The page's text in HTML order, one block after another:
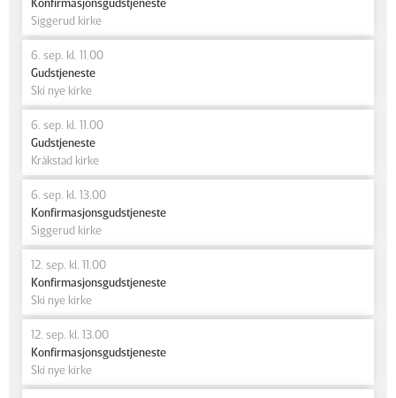
Siggerud kirke
6. sep. kl. 11.00
Gudstjeneste
Ski nye kirke
6. sep. kl. 11.00
Gudstjeneste
Kråkstad kirke
6. sep. kl. 13.00
Konfirmasjonsgudstjeneste
Siggerud kirke
12. sep. kl. 11.00
Konfirmasjonsgudstjeneste
Ski nye kirke
12. sep. kl. 13.00
Konfirmasjonsgudstjeneste
Ski nye kirke